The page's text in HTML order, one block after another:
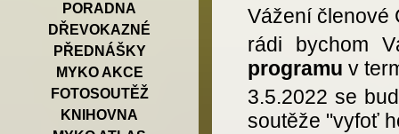
PORADNA
DŘEVOKAZNÉ
PŘEDNÁŠKY
MYKO AKCE
FOTOSOUTĚŽ
KNIHOVNA
Vážení členové
rádi bychom
programu v
3.5.2022 se
soutěže "vyfoť